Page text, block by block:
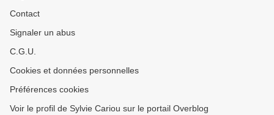
Contact
Signaler un abus
C.G.U.
Cookies et données personnelles
Préférences cookies
Voir le profil de Sylvie Cariou sur le portail Overblog